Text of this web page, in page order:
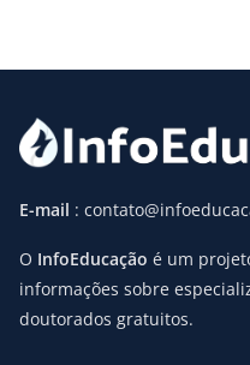
E-mail :
O InfoEducação é um
informações sobre
doutorados gratuitos.